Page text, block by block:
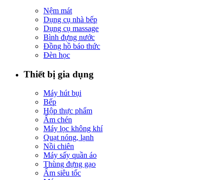
Nệm mát
Dụng cụ nhà bếp
Dụng cụ massage
Bình đựng nước
Đồng hồ báo thức
Đèn học
Thiết bị gia dụng
Máy hút bụi
Bếp
Hộp thực phẩm
Ấm chén
Máy lọc không khí
Quạt nóng, lạnh
Nồi chiên
Máy sấy quần áo
Thùng đựng gạo
Ấm siêu tốc